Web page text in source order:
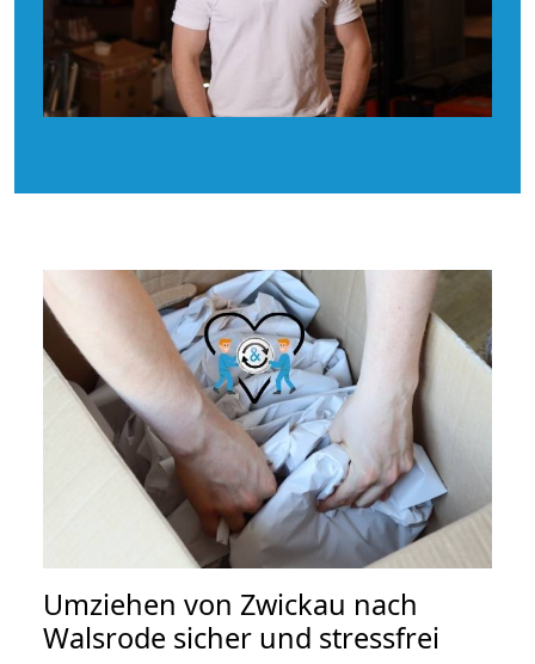
Umziehen von Zwickau nach
Walsrode sicher und stressfrei